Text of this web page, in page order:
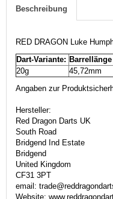
Beschreibung
RED DRAGON Luke
Dart-Variante:
20g
45,72mm
Angaben zur
Hersteller:
Red Dragon Darts UK
South Road
Bridgend Ind Estate
Bridgend
United Kingdom
CF31 3PT
email:
Website: